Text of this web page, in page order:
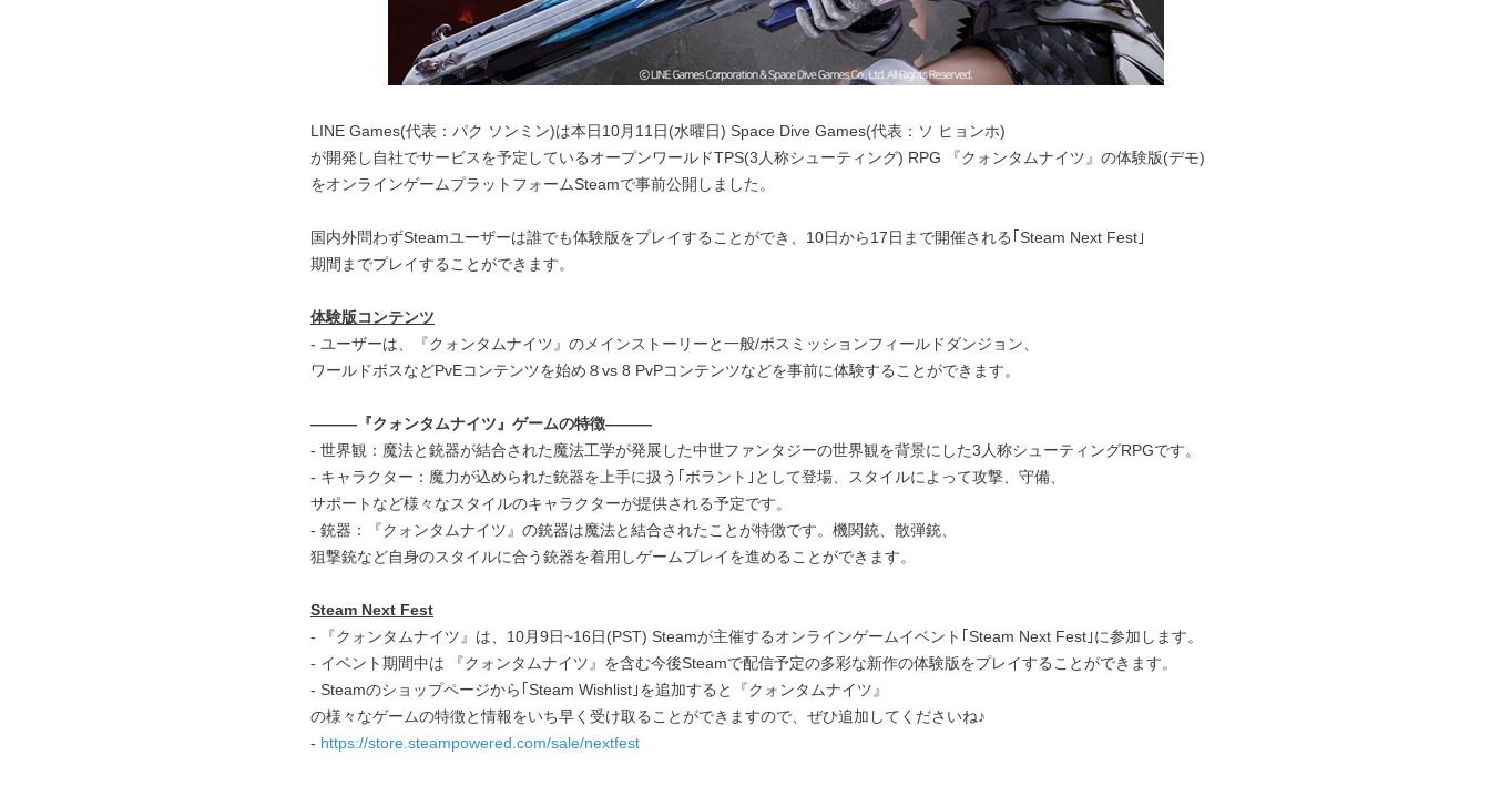
LINE Games(代表：パク ソンミン)は本日10月11日(水曜日) Space Dive Games(代表：ソ ヒョンホ)
が開発し自社でサービスを予定しているオープンワールドTPS(3人称シューティング) RPG 『クォンタムナイツ』の体験版(デモ)
をオンラインゲームプラットフォームSteamで事前公開しました。
国内外問わずSteamユーザーは誰でも体験版をプレイすることができ、10日から17日まで開催される｢Steam Next Fest｣
期間までプレイすることができます。
体験版コンテンツ
- ユーザーは、『クォンタムナイツ』のメインストーリーと一般/ボスミッションフィールドダンジョン、
ワールドボスなどPvEコンテンツを始め８vs 8 PvPコンテンツなどを事前に体験することができます。
―――『クォンタムナイツ』ゲームの特徴―――
- 世界観：魔法と銃器が結合された魔法工学が発展した中世ファンタジーの世界観を背景にした3人称シューティングRPGです。
- キャラクター：魔力が込められた銃器を上手に扱う｢ボラント｣として登場、スタイルによって攻撃、守備、
サポートなど様々なスタイルのキャラクターが提供される予定です。
- 銃器：『クォンタムナイツ』の銃器は魔法と結合されたことが特徴です。機関銃、散弾銃、
狙撃銃など自身のスタイルに合う銃器を着用しゲームプレイを進めることができます。
Steam Next Fest
- 『クォンタムナイツ』は、10月9日~16日(PST) Steamが主催するオンラインゲームイベント｢Steam Next Fest｣に参加します。
- イベント期間中は 『クォンタムナイツ』を含む今後Steamで配信予定の多彩な新作の体験版をプレイすることができます。
- Steamのショップページから｢Steam Wishlist｣を追加すると『クォンタムナイツ』
の様々なゲームの特徴と情報をいち早く受け取ることができますので、ぜひ追加してくださいね♪
- https://store.steampowered.com/sale/nextfest